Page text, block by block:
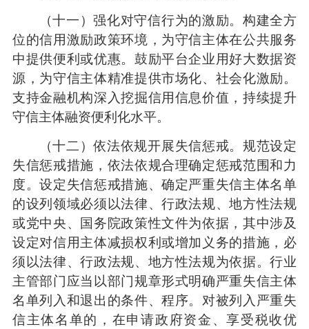
（十一）强化对守信行为的激励。构建全方
位的信用激励政策环境，为守信主体在公共服务
中提供便利或优惠。鼓励平台企业用好大数据资
源，为守信主体精准提供市场化、社会化激励。
支持金融机构深入挖掘信用信息价值，持续提升
守信主体融资便利化水平。
（十二）依法依规开展失信惩戒。规范设定
失信惩戒措施，依法依规合理确定惩戒范围和力
度。设定失信惩戒措施、确定严重失信主体名单
的设列领域必须以法律、行政法规、地方性法规
或党中央、国务院政策性文件为依据，其中涉及
设定对信用主体减损权利或增加义务的措施，必
须以法律、行政法规、地方性法规为依据。行业
主管部门应当以部门规章形式明确严重失信主体
名单列入和退出的条件、程序。对被列入严重失
信主体名单的，在申请政府资金、享受税收优